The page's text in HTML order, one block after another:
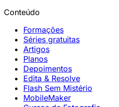
Conteúdo
Formações
Séries gratuitas
Artigos
Planos
Depoimentos
Edita & Resolve
Flash Sem Mistério
MobileMaker